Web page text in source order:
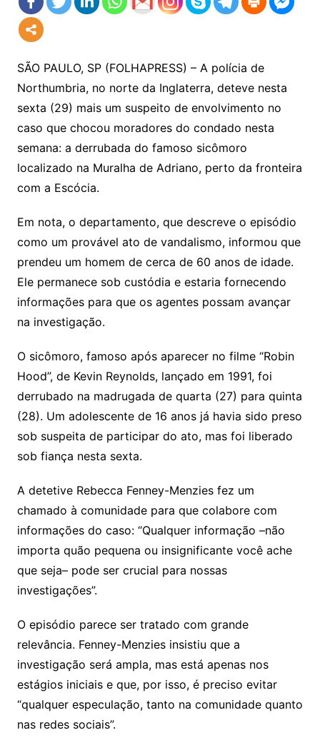
SÃO PAULO, SP (FOLHAPRESS) – A polícia de
Northumbria, no norte da Inglaterra, deteve nesta
sexta (29) mais um suspeito de envolvimento no
caso que chocou moradores do condado nesta
semana: a derrubada do famoso sicômoro
localizado na Muralha de Adriano, perto da fronteira
com a Escócia.
Em nota, o departamento, que descreve o episódio
como um provável ato de vandalismo, informou que
prendeu um homem de cerca de 60 anos de idade.
Ele permanece sob custódia e estaria fornecendo
informações para que os agentes possam avançar
na investigação.
O sicômoro, famoso após aparecer no filme “Robin
Hood”, de Kevin Reynolds, lançado em 1991, foi
derrubado na madrugada de quarta (27) para quinta
(28). Um adolescente de 16 anos já havia sido preso
sob suspeita de participar do ato, mas foi liberado
sob fiança nesta sexta.
A detetive Rebecca Fenney-Menzies fez um
chamado à comunidade para que colabore com
informações do caso: “Qualquer informação –não
importa quão pequena ou insignificante você ache
que seja– pode ser crucial para nossas
investigações”.
O episódio parece ser tratado com grande
relevância. Fenney-Menzies insistiu que a
investigação será ampla, mas está apenas nos
estágios iniciais e que, por isso, é preciso evitar
“qualquer especulação, tanto na comunidade quanto
nas redes sociais”.